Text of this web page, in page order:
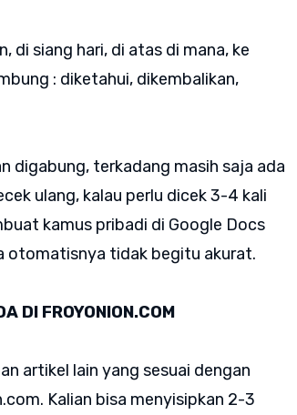
di siang hari, di atas di mana, ke
: diketahui, dikembalikan,
digabung, terkadang masih saja ada
ulang, kalau perlu dicek 3-4 kali
kamus pribadi di Google Docs
otomatisnya tidak begitu akurat.
DI FROYONION.COM
artikel lain yang sesuai dengan
Kalian bisa menyisipkan 2-3